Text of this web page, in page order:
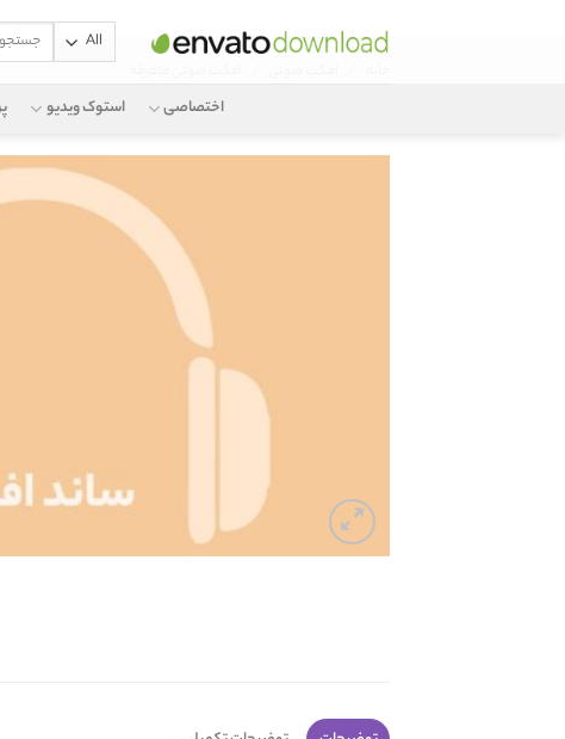
برای:
اختصاصی استوک ویدیو